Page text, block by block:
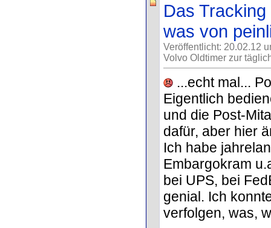
Das
was von
Veröffentlicht: 20.02.12
Volvo Oldtimer zur
...echt mal...
Eigentlich
und die Post-
dafür, aber hier
Ich habe
Embargokram
bei UPS, bei
genial. Ich
verfolgen, was,